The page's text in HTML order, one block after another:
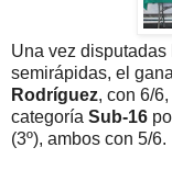
Una vez
semirápidas, el
Rodríguez, con 6/
categoría Sub-16
(3º), ambos con 5/6.